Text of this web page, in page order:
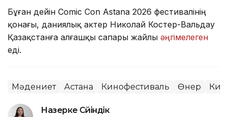
Бұған дейін Comic Con Astana 2026 фестивалінің
қонағы, даниялық актер Николай Костер-Вальдау
Қазақстанға алғашқы сапары жайлы әңгімелеген
еді.
Мәдениет Астана Кинофестиваль Өнер
Назерке Сүйіндік